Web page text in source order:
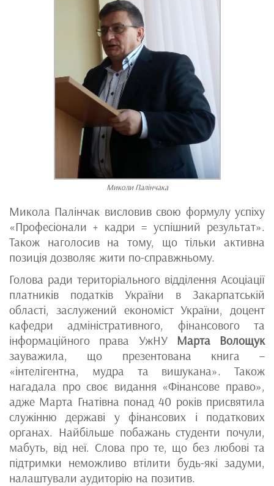
Миколи Палінчака
Микола Палінчак висловив свою формулу успіху
«Професіонали + кадри = успішний результат».
Також наголосив на тому, що тільки активна
позиція дозволяє жити по-справжньому.
Голова ради територіального відділення Асоціації
платників податків України в Закарпатській
області, заслужений економіст України, доцент
кафедри адміністративного, фінансового та
інформаційного права УжНУ Марта Волощук
зауважила, що презентована книга –
«інтелігентна, мудра та вишукана». Також
нагадала про своє видання «Фінансове право»,
адже Марта Гнатівна понад 40 років присвятила
служінню державі у фінансових і податкових
органах. Найбільше побажань студенти почули,
мабуть, від неї. Слова про те, що без любові та
підтримки неможливо втілити будь-які задуми,
налаштували аудиторію на позитив.